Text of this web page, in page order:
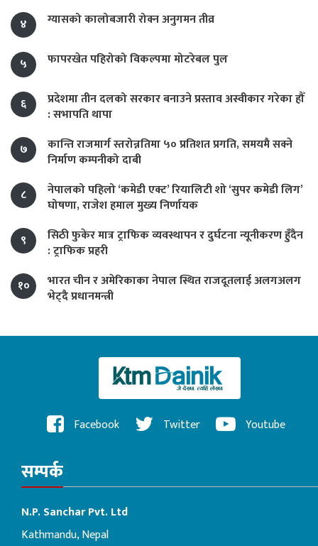
४
ग्यासको कालोबजारी रोक्न अनुगमन तीव्र
५ फापरखेत पहिरोको विकल्पमा मोटरेबल पुल
६
प्रदेशमा तीन दलको सरकार बनाउने प्रस्ताव अस्वीकार गरेका हौँ
: सभापति थापा
७
कान्ति राजमार्ग स्तरोन्नतिमा ५० प्रतिशत प्रगति, समयमै सक्ने
निर्माण कम्पनीको दाबी
८
नेपालको पहिलो ‘कमेडी एक्ट’ रियालिटी शो ‘सुपर कमेडी लिग’
घोषणा, राजेश हमाल मुख्य निर्णायक
९
सिठी फुकेर मात्र ट्राफिक व्यवस्थापन र दुर्घटना न्यूनीकरण हुँदैन
: ट्राफिक प्रहरी
१०
भारत चीन र अमेरिकाका नेपाल स्थित राजदूतलाई अलगअलग
भेट्दै प्रधानमन्त्री
Facebook Twitter Youtube
सम्पर्क
N.P. Sanchar Pvt. Ltd
Kathmandu, Nepal